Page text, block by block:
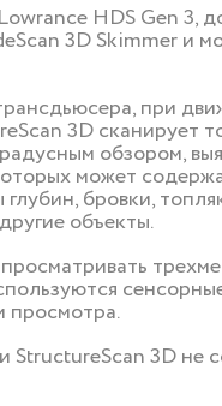
HDS Gen 3,
3D Skimmer и
при
3D сканирует
обзором,
может
бровки,
объекты.
просмотра.
3D не